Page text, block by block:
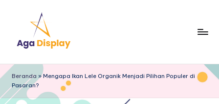
content
Beranda »Mengapa Ikan Lele Organik Menjadi Pilihan Populer di
Pasaran?